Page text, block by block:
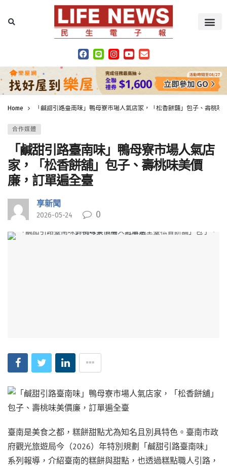
Home 「鹹甜引路臺南味」鴨母寮市場人氣店家，「松香餅舖」包子、壽桃味
合作媒體
「鹹甜引路臺南味」鴨母寮市場人氣店
家，「松香餅舖」包子、壽桃味美價
廉，訂單遍全臺
享新聞
2026-05-24 0
臺南是美食之都，糕餅甜點尤為知名且別具特色。臺南市政
府觀光旅遊局今（2026）年特別規劃「鹹甜引路臺南味」
系列報導，介紹臺南的糕餅與甜點，也透過糕點職人引路，